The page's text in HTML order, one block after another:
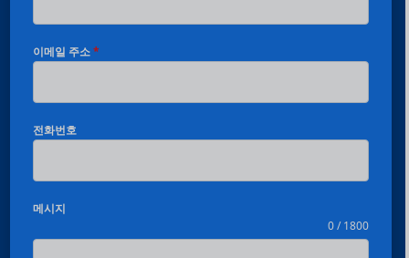
이메일 주소*
전화번호
메시지
0 / 1800